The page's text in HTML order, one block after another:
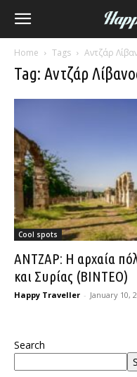
Home Tags Αντζάρ
Tag: Αντζάρ
Cool spots
ΑΝΤΖΑΡ: Η αρχαία
και Συρίας (ΒΙΝΤΕΟ)
Happy Traveller - January 10,
Search